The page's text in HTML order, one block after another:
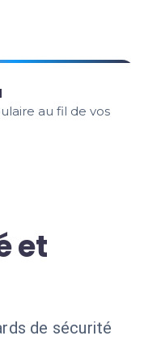
au fil de vos
et
de sécurité